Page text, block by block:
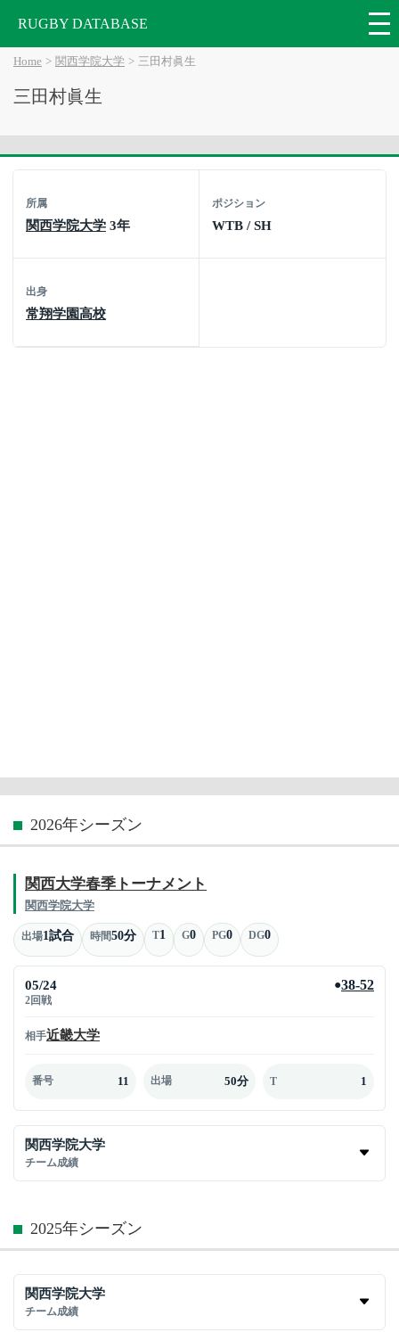
RUGBY DATABASE
Home 関西学院大学 三田村眞生
三田村眞生
所属
関西学院大学 3年
ポジション
WTB / SH
出身
常翔学園高校
2026年シーズン
関西大学春季トーナメント
関西学院大学
出場1試合 時間50分 T1 G0 PG0 DG0
05/24
2回戦
●38-52
相手近畿大学
番号 11 出場 50分 T 1
関西学院大学
チーム成績
2025年シーズン
関西学院大学
チーム成績